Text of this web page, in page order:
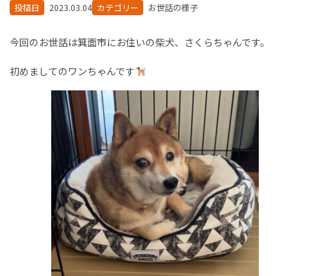
投稿日 2023.03.04 カテゴリー お世話の様子
今回のお世話は箕面市にお住いの柴犬、さくらちゃんです。
初めましてのワンちゃんです